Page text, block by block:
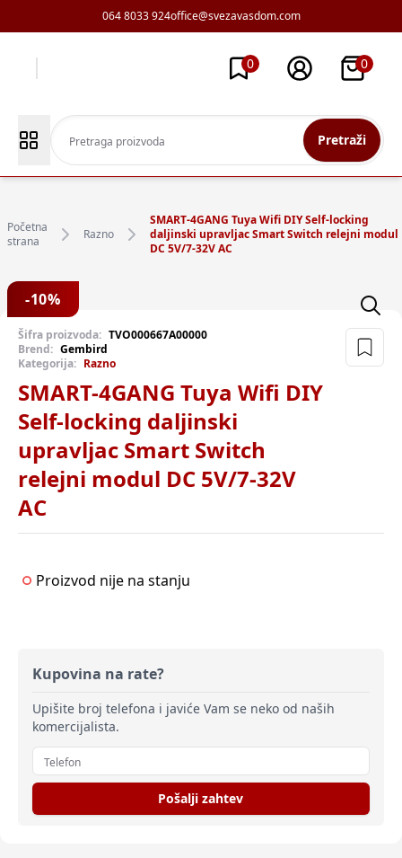
064 8033 924office@svezavasdom.com
0 0
Pretraži
Početna
strana
Razno
SMART-4GANG Tuya Wifi DIY Self-locking
daljinski upravljac Smart Switch relejni modul
DC 5V/7-32V AC
-10%
Šifra proizvoda: TVO000667A00000
Brend: Gembird
Kategorija: Razno
SMART-4GANG Tuya Wifi DIY
Self-locking daljinski
upravljac Smart Switch
relejni modul DC 5V/7-32V
AC
Proizvod nije na stanju
Kupovina na rate?
Upišite broj telefona i javiće Vam se neko od naših
komercijalista.
Pošalji zahtev